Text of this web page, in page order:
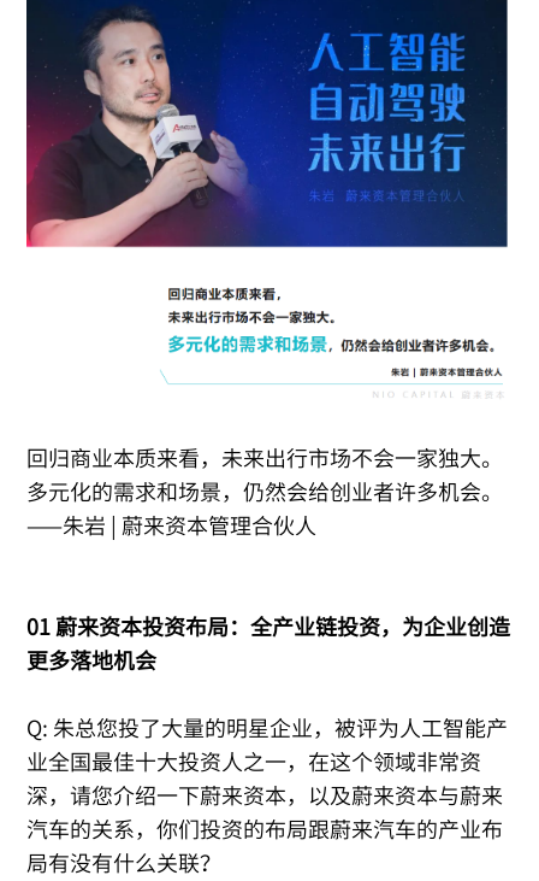
回归商业本质来看，未来出行市场不会一家独大。
多元化的需求和场景，仍然会给创业者许多机会。
——朱岩 | 蔚来资本管理合伙人
01 蔚来资本投资布局：全产业链投资，为企业创造
更多落地机会
Q: 朱总您投了大量的明星企业，被评为人工智能产
业全国最佳十大投资人之一，在这个领域非常资
深，请您介绍一下蔚来资本，以及蔚来资本与蔚来
汽车的关系，你们投资的布局跟蔚来汽车的产业布
局有没有什么关联？